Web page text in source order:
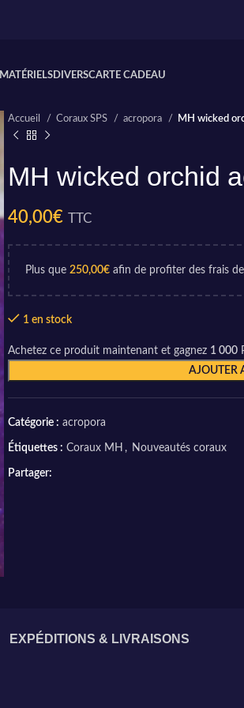
MATÉRIELS DIVERSCARTE CADEAU
Accueil Coraux SPS acropora MH wicked
MH wicked orchid
40,00€ TTC
Plus que 250,00€ afin de profiter des frais
1 en stock
Achetez ce produit maintenant et gagnez 1 000
AJOUTER
Catégorie : acropora
Étiquettes : Coraux MH , Nouveautés coraux
Partager:
EXPÉDITIONS & LIVRAISONS